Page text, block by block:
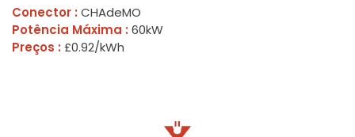
Conector : CHAdeMO
Potência Máxima : 60kW
Preços : £0.92/kWh